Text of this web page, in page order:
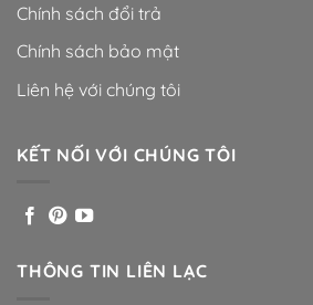
Chính sách đổi trả
Chính sách bảo mật
Liên hệ với chúng tôi
KẾT NỐI VỚI CHÚNG TÔI
THÔNG TIN LIÊN LẠC